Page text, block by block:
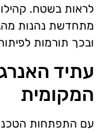
לראות בשטח.
מתחדשת נהנות
ובכך תורמות
עתיד
המקומית
עם התפתחות